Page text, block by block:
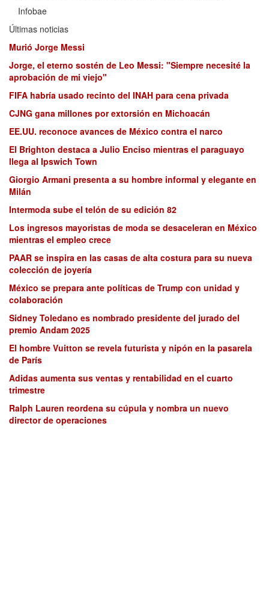
Infobae
Últimas noticias
Murió Jorge Messi
Jorge, el eterno sostén de Leo Messi: "Siempre necesité la
aprobación de mi viejo"
FIFA habría usado recinto del INAH para cena privada
CJNG gana millones por extorsión en Michoacán
EE.UU. reconoce avances de México contra el narco
El Brighton destaca a Julio Enciso mientras el paraguayo
llega al Ipswich Town
Giorgio Armani presenta a su hombre informal y elegante en
Milán
Intermoda sube el telón de su edición 82
Los ingresos mayoristas de moda se desaceleran en México
mientras el empleo crece
PAAR se inspira en las casas de alta costura para su nueva
colección de joyería
México se prepara ante políticas de Trump con unidad y
colaboración
Sidney Toledano es nombrado presidente del jurado del
premio Andam 2025
El hombre Vuitton se revela futurista y nipón en la pasarela
de París
Adidas aumenta sus ventas y rentabilidad en el cuarto
trimestre
Ralph Lauren reordena su cúpula y nombra un nuevo
director de operaciones